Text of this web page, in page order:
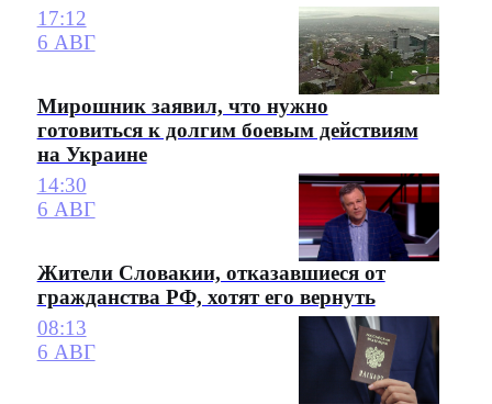
17:12
6 АВГ
Мирошник заявил, что нужно
готовиться к долгим боевым действиям
на Украине
14:30
6 АВГ
Жители Словакии, отказавшиеся от
гражданства РФ, хотят его вернуть
08:13
6 АВГ